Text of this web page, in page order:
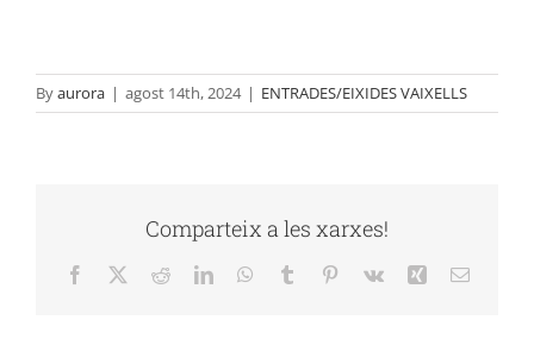
Byaurora | agost 14th, 2024 | ENTRADES/EIXIDES VAIXELLS
Comparteix a les xarxes!
Facebook RedditLinkedInWhatsApp
Tumblr Pinterest
Vk Xing Email: